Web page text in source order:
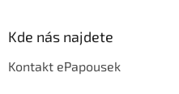
Kde nás najdete
Kontakt ePapousek